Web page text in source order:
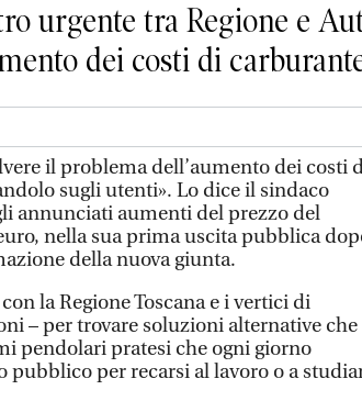
urgente tra Regione e
dei costi di
il problema dell’aumento dei costi
sugli utenti». Lo dice il sindaco
annunciati aumenti del prezzo del
nella sua prima uscita pubblica
della nuova giunta.
la Regione Toscana e i vertici di
– per trovare soluzioni alternative che
pendolari pratesi che ogni giorno
per recarsi al lavoro o a